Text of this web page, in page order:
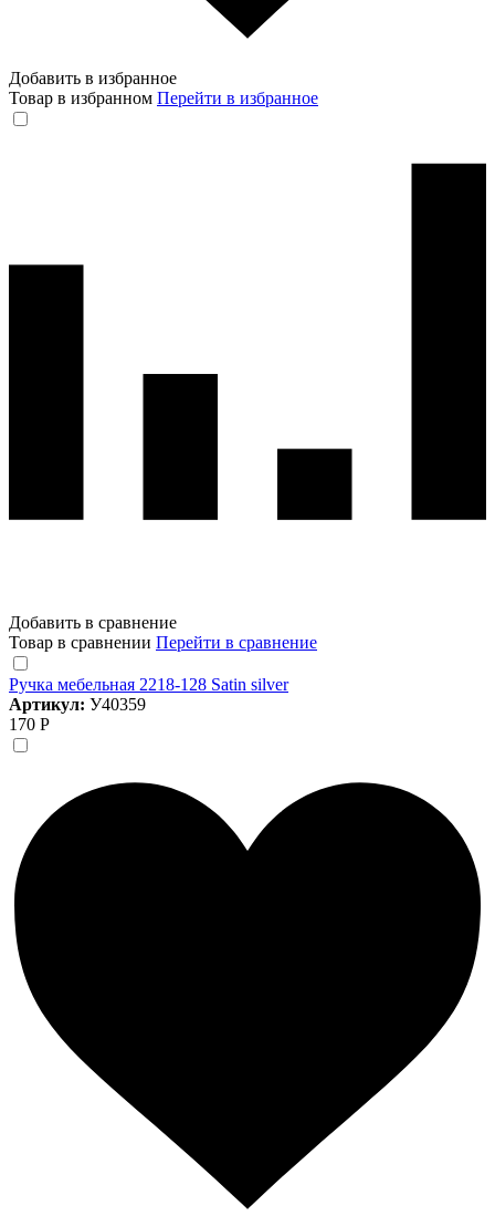
Добавить в избранное
Товар в избранном Перейти в избранное
Добавить в сравнение
Товар в сравнении Перейти в сравнение
Ручка мебельная 2218-128 Satin silver
Артикул: У40359
170 Р